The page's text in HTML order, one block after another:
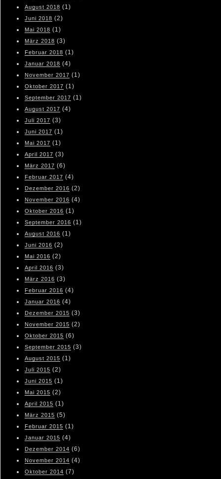
August 2018 (1)
Juni 2018 (2)
Mai 2018 (1)
März 2018 (3)
Februar 2018 (1)
Januar 2018 (4)
November 2017 (1)
Oktober 2017 (1)
September 2017 (1)
August 2017 (4)
Juli 2017 (3)
Juni 2017 (1)
Mai 2017 (1)
April 2017 (3)
März 2017 (6)
Februar 2017 (4)
Dezember 2016 (2)
November 2016 (4)
Oktober 2016 (1)
September 2016 (1)
August 2016 (1)
Juni 2016 (2)
Mai 2016 (2)
April 2016 (3)
März 2016 (3)
Februar 2016 (4)
Januar 2016 (4)
Dezember 2015 (3)
November 2015 (2)
Oktober 2015 (6)
September 2015 (3)
August 2015 (1)
Juli 2015 (2)
Juni 2015 (1)
Mai 2015 (2)
April 2015 (1)
März 2015 (5)
Februar 2015 (1)
Januar 2015 (4)
Dezember 2014 (6)
November 2014 (4)
Oktober 2014 (7)